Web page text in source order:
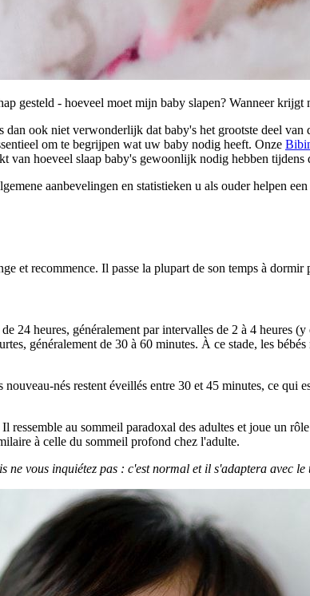
gesteld - hoeveel moet mijn baby slapen? Wanneer
ook niet verwonderlijk dat baby's het grootste deel van
om te begrijpen wat uw baby nodig heeft. Onze
van hoeveel slaap baby's gewoonlijk nodig hebben tijdens
aanbevelingen en statistieken u als ouder helpen
et recommence. Il passe la plupart de son temps à dormir
24 heures, généralement par intervalles de 2 à 4 heures
généralement de 30 à 60 minutes. À ce stade, les
nés restent éveillés entre 30 et 45 minutes, ce qui
ressemble au sommeil paradoxal des adultes et joue un
à celle du sommeil profond chez l'adulte.
ne vous inquiétez pas : c'est normal et il s'adaptera avec le